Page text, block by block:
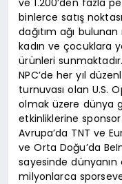
binlerce satış
dağıtım ağı
kadın ve çocuklara
ürünleri
NPC’de her yıl
turnuvası olan U.S.
olmak üzere dünya
etkinliklerine sponsor
Avrupa’da TNT ve
ve Orta Doğu’da
sayesinde
milyonlarca